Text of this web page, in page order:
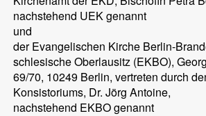
nachstehend UEK genannt
und
der Evangelischen Kirche Berlin-
schlesische Oberlausitz (EKBO),
69/70, 10249 Berlin, vertreten durch
Konsistoriums, Dr. Jörg Antoine,
nachstehend EKBO genannt